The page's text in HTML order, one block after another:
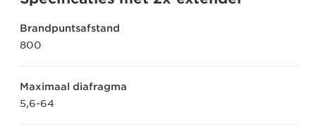
Brandpuntsafstand
800
Maximaal diafragma
5,6-64